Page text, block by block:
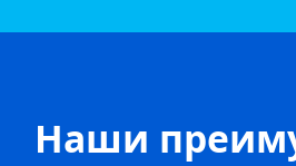
Наши